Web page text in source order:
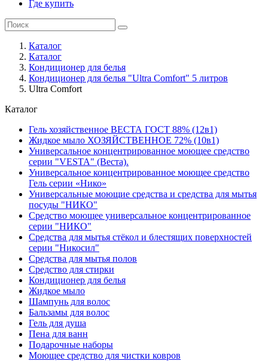
Где купить
Каталог
Каталог
Кондиционер для белья
Кондиционер для белья "Ultra Comfort" 5 литров
Ultra Comfort
Каталог
Гель хозяйственное ВЕСТА ГОСТ 88% (12в1)
Жидкое мыло ХОЗЯЙСТВЕННОЕ 72% (10в1)
Универсальное концентрированное моющее средство
серии "VESTA" (Веста).
Универсальное концентрированное моющее средство
Гель серии «Нико»
Универсальные моющие средства и средства для мытья
посуды "НИКО"
Средство моющее универсальное концентрированное
серии "НИКО"
Средства для мытья стёкол и блестящих поверхностей
серии "Никосил"
Средства для мытья полов
Средство для стирки
Кондиционер для белья
Жидкое мыло
Шампунь для волос
Бальзамы для волос
Гель для душа
Пена для ванн
Подарочные наборы
Моющее средство для чистки ковров